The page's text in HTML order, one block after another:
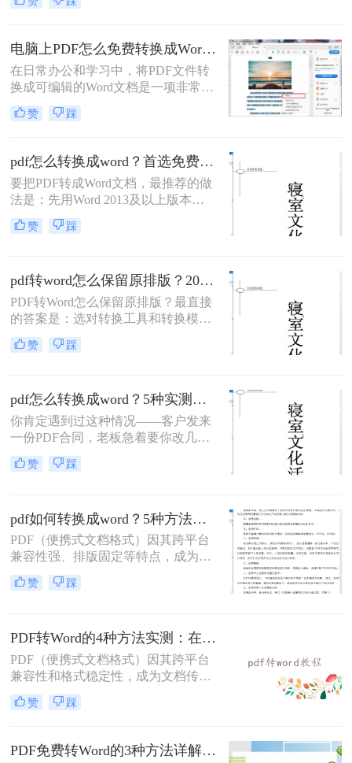
的那一种。
了四种主流免费方法的核心差异：
电脑上PDF怎么免费转换成Word？四种方法对比与实操指南（附详细表格）!
在日常办公和学习中，将PDF文件转
换成可编辑的Word文档是一项非常高
频的需求。PDF虽然版式固定、不易
篡改，但编辑修改较为困难，而Word
为了帮你快速选出最适合自己的转换
方式，下表汇总了四种主流免费方法
的核心差异：
赞 踩
pdf怎么转换成word？首选免费工具，复杂文件再上专业软件！
要把PDF转成Word文档，最推荐的做
法是：先用Word 2013及以上版本直
接打开PDF（免费、无损）、再用
Google Drive在线转换（免费、云
底。
赞 踩
pdf转word怎么保留原排版？2026最新实测，这5种方法从免费到专业全搞定！
PDF转Word怎么保留原排版？最直接
的答案是：选对转换工具和转换模式
——可编辑PDF优先用Word直接打开
或专业转换软件的“排版优先”模式，
排版错乱、表格移位、字体变样等问
题的核心原则。
赞 踩
pdf怎么转换成word？5种实测方法，从免费到专业全攻略！
你肯定遇到过这种情况——客户发来
一份PDF合同，老板急着要你改几个
字；老师上传的PDF课件，你想复制
一段做笔记；或者自己扫描的纸质文
者，“pdf怎么转换成word”绝对是高频
刚需。
赞 踩
pdf如何转换成word？5种方法从免费到编程实测对比！
PDF（便携式文档格式）因其跨平台
兼容性强、排版固定等特点，成为文
档共享和存档的首选。但若需编辑内
容或调整格式，需将PDF转换为
户高效完成转换。
赞 踩
PDF转Word的4种方法实测：在线工具、Word、Adobe与开源软件对比！！
PDF（便携式文档格式）因其跨平台
兼容性和格式稳定性，成为文档传输
的首选格式。然而，当我们需要编辑
文档内容时，将其转换为Word格式
word怎么转呢？本文将详细介绍几种
常用的PDF转Word方法，助您轻松完
赞 踩
PDF免费转Word的3种方法详解：复制粘贴、在线工具与Word内置转换效果对比！